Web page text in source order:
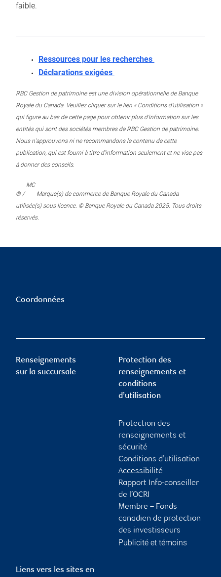
faible.
Ressources pour les recherches
Déclarations exigées
RBC Gestion de patrimoine est une division opérationnelle de Banque
Royale du Canada. Veuillez cliquer sur le lien « Conditions d’utilisation »
qui figure au bas de cette page pour obtenir plus d’information sur les
entités qui sont des sociétés membres de RBC Gestion de patrimoine.
Nous n’approuvons ni ne recommandons le contenu de cette
publication, qui est fourni à titre d’information seulement et ne vise pas
à donner des conseils.
® /
MC
Marque(s) de commerce de Banque Royale du Canada
utilisée(s) sous licence. © Banque Royale du Canada 2025. Tous droits
réservés.
Coordonnées
Renseignements
sur la succursale
Protection des
renseignements et
conditions
d’utilisation
Protection des
renseignements et
sécurité
Conditions d’utilisation
Accessibilité
Rapport Info-conseiller
de l’OCRI
Membre – Fonds
canadien de protection
des investisseurs
Publicité et témoins
Liens vers les sites en